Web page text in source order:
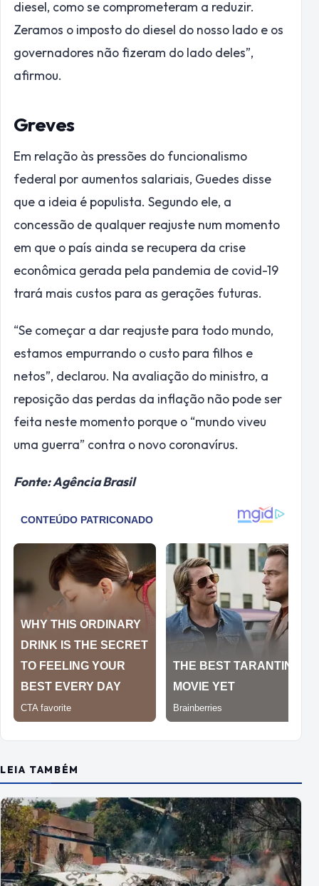
diesel, como se comprometeram a reduzir.
Zeramos o imposto do diesel do nosso lado e os
governadores não fizeram do lado deles”,
afirmou.
Greves
Em relação às pressões do funcionalismo
federal por aumentos salariais, Guedes disse
que a ideia é populista. Segundo ele, a
concessão de qualquer reajuste num momento
em que o país ainda se recupera da crise
econômica gerada pela pandemia de covid-19
trará mais custos para as gerações futuras.
“Se começar a dar reajuste para todo mundo,
estamos empurrando o custo para filhos e
netos”, declarou. Na avaliação do ministro, a
reposição das perdas da inflação não pode ser
feita neste momento porque o “mundo viveu
uma guerra” contra o novo coronavírus.
Fonte: Agência Brasil
LEIA TAMBÉM